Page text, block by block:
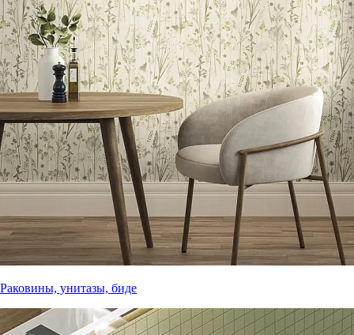
Раковины, унитазы, биде